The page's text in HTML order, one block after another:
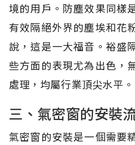
境的用戶。防塵效果同樣
有效隔絕外界的塵埃和花
說，這是一大福音。裕盛
些方面的表現尤為出色，
處理，均屬行業頂尖水平。
三、氣密窗的安裝
氣密窗的安裝是一個需要